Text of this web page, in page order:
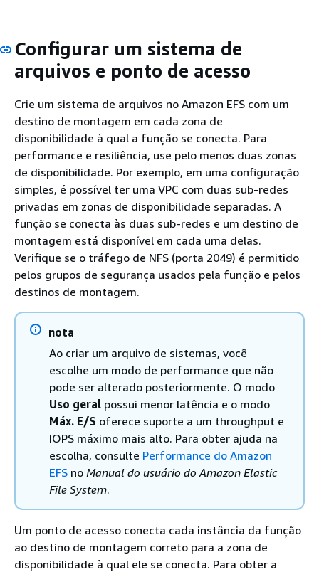
Configurar um sistema de
arquivos e ponto de acesso
Crie um sistema de arquivos no Amazon EFS com um
destino de montagem em cada zona de
disponibilidade à qual a função se conecta. Para
performance e resiliência, use pelo menos duas zonas
de disponibilidade. Por exemplo, em uma configuração
simples, é possível ter uma VPC com duas sub-redes
privadas em zonas de disponibilidade separadas. A
função se conecta às duas sub-redes e um destino de
montagem está disponível em cada uma delas.
Verifique se o tráfego de NFS (porta 2049) é permitido
pelos grupos de segurança usados pela função e pelos
destinos de montagem.
nota
Ao criar um arquivo de sistemas, você
escolhe um modo de performance que não
pode ser alterado posteriormente. O modo
Uso geral possui menor latência e o modo
Máx. E/S oferece suporte a um throughput e
IOPS máximo mais alto. Para obter ajuda na
escolha, consulte Performance do Amazon
EFS no Manual do usuário do Amazon Elastic
File System.
Um ponto de acesso conecta cada instância da função
ao destino de montagem correto para a zona de
disponibilidade à qual ele se conecta. Para obter a